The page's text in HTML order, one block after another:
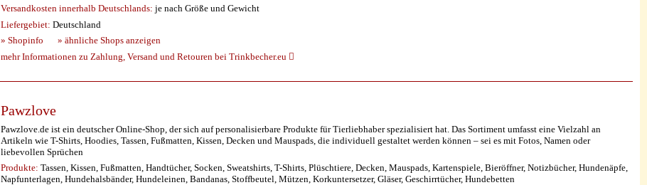
Versandkosten innerhalb Deutschlands: je nach Größe und Gewicht
Liefergebiet: Deutschland
» Shopinfo
» ähnliche Shops anzeigen
mehr Informationen zu Zahlung, Versand und Retouren bei Trinkbecher.eu
Pawzlove
Pawzlove.de ist ein deutscher Online-Shop, der sich auf personalisierbare Produkte für Tierliebhaber spezialisiert hat. Das Sortiment umfasst eine Vielzahl an
Artikeln wie T-Shirts, Hoodies, Tassen, Fußmatten, Kissen, Decken und Mauspads, die individuell gestaltet werden können – sei es mit Fotos, Namen oder
liebevollen Sprüchen
Produkte: Tassen, Kissen, Fußmatten, Handtücher, Socken, Sweatshirts, T-Shirts, Plüschtiere, Decken, Mauspads, Kartenspiele, Bieröffner, Notizbücher, Hundenäpfe,
Napfunterlagen, Hundehalsbänder, Hundeleinen, Bandanas, Stoffbeutel, Mützen, Korkuntersetzer, Gläser, Geschirrtücher, Hundebetten